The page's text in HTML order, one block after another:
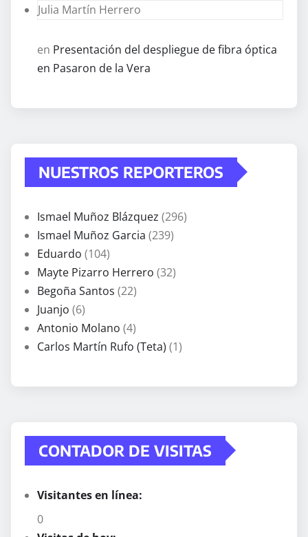
Julia Martín Herrero
en Presentación del despliegue de fibra óptica
en Pasaron de la Vera
NUESTROS REPORTEROS
Ismael Muñoz Blázquez (296)
Ismael Muñoz Garcia (239)
Eduardo (104)
Mayte Pizarro Herrero (32)
Begoña Santos (22)
Juanjo (6)
Antonio Molano (4)
Carlos Martín Rufo (Teta) (1)
CONTADOR DE VISITAS
Visitantes en línea:
0